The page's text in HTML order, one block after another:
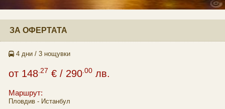
ЗА ОФЕРТАТА
4 дни / 3 нощувки
от 148 .27 € / 290 .00 лв.
Маршрут:
Пловдив - Истанбул